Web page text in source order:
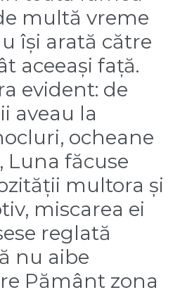
multă vreme
își arată către
aceeași față.
evident: de
aveau la
ocheane
Luna făcuse
multora și
miscarea ei
reglată
nu aibe
Pământ zona